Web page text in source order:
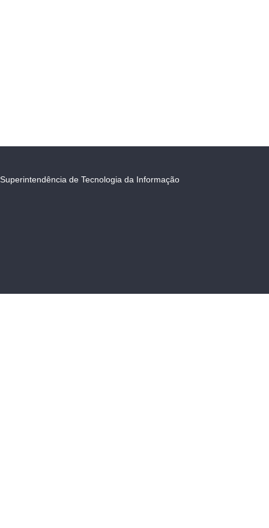
Superintendência de Tecnologia da Informação